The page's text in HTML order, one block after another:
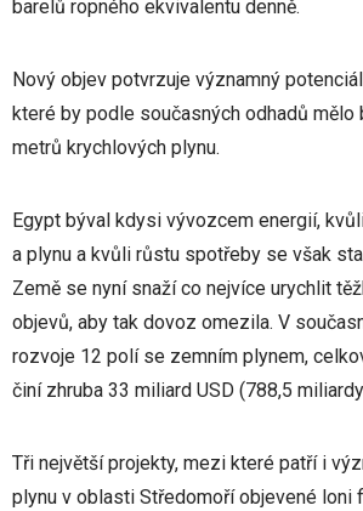
barelů ropného ekvivalentu denně.
Nový objev potvrzuje významný
které by podle současných odhadů mělo
metrů krychlových plynu.
Egypt býval kdysi vývozcem energií,
a plynu a kvůli růstu spotřeby se však
Země se nyní snaží co nejvíce urychlit
objevů, aby tak dovoz omezila. V
rozvoje 12 polí se zemním plynem,
činí zhruba 33 miliard USD (788,5
Tři největší projekty, mezi které patří i
plynu v oblasti Středomoří objevené loni